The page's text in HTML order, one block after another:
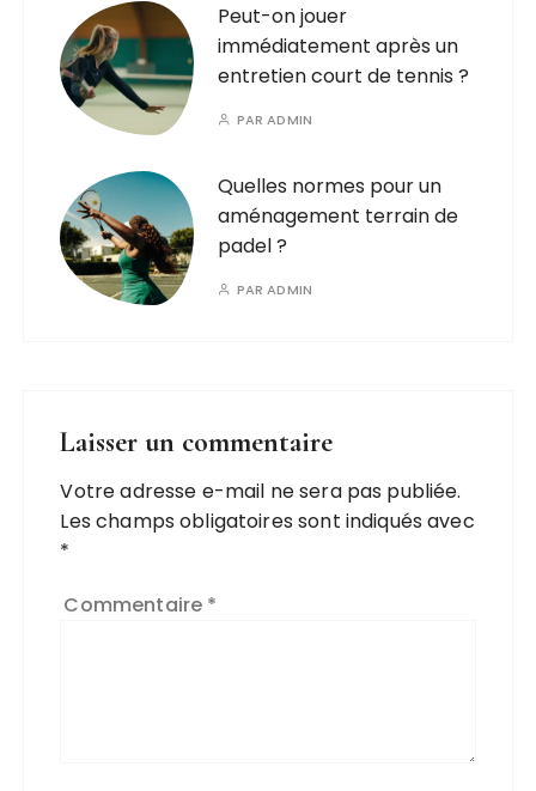
Peut-on jouer
immédiatement après un
entretien court de tennis ?
PARADMIN
Quelles normes pour un
aménagement terrain de
padel ?
PARADMIN
Laisser un commentaire
Votre adresse e-mail ne sera pas publiée.
Les champs obligatoires sont indiqués avec
*
Commentaire *